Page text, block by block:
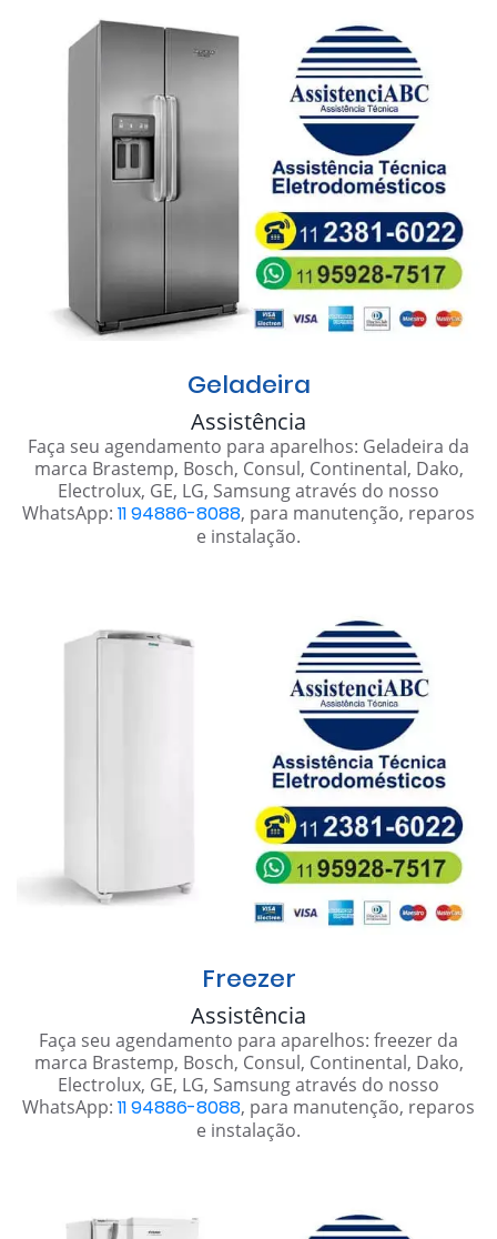
Geladeira
Assistência
Faça seu agendamento para aparelhos: Geladeira da
marca Brastemp, Bosch, Consul, Continental, Dako,
Electrolux, GE, LG, Samsung através do nosso
WhatsApp: 11 94886-8088, para manutenção, reparos
e instalação.
Freezer
Assistência
Faça seu agendamento para aparelhos: freezer da
marca Brastemp, Bosch, Consul, Continental, Dako,
Electrolux, GE, LG, Samsung através do nosso
WhatsApp: 11 94886-8088, para manutenção, reparos
e instalação.